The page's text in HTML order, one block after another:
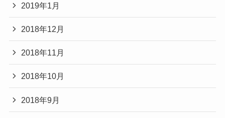
2019年1月
2018年12月
2018年11月
2018年10月
2018年9月